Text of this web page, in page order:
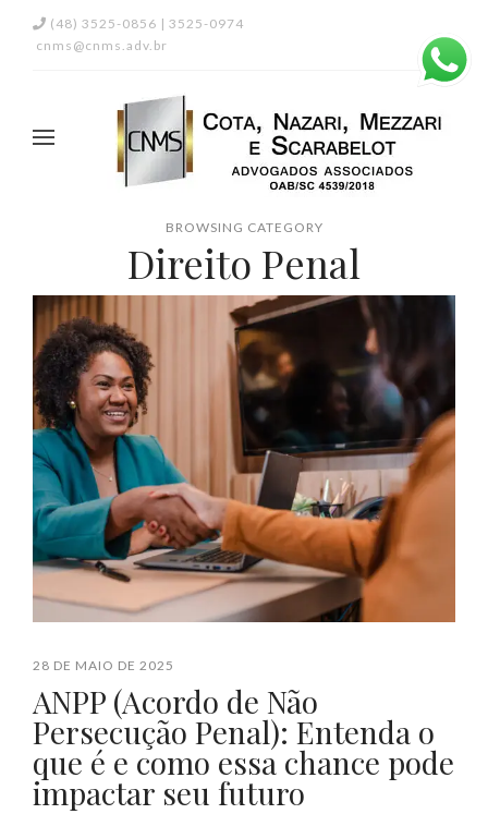
(48) 3525-0856 | 3525-0974
cnms@cnms.adv.br
BROWSING CATEGORY
Direito Penal
28 DE MAIO DE 2025
ANPP (Acordo de Não
Persecução Penal): Entenda o
que é e como essa chance pode
impactar seu futuro